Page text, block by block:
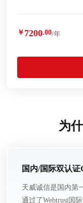
￥ 7200.00/年
为
国内/国际双认
天威诚信是国内第
通过了Webtrust国